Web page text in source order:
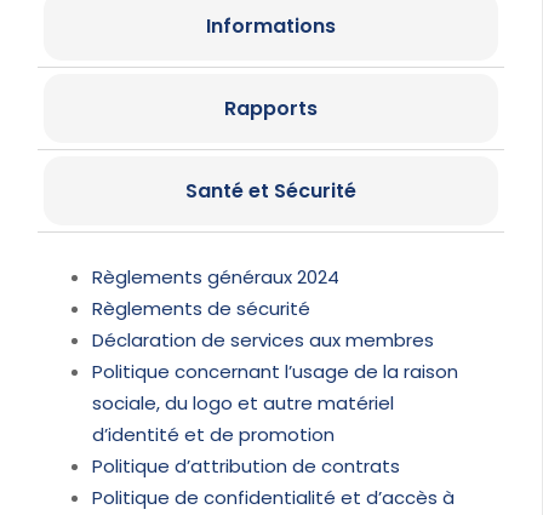
Informations
Rapports
Santé et Sécurité
Règlements généraux 2024
Règlements de sécurité
Déclaration de services aux membres
Politique concernant l’usage de la raison
sociale, du logo et autre matériel
d’identité et de promotion
Politique d’attribution de contrats
Politique de confidentialité et d’accès à